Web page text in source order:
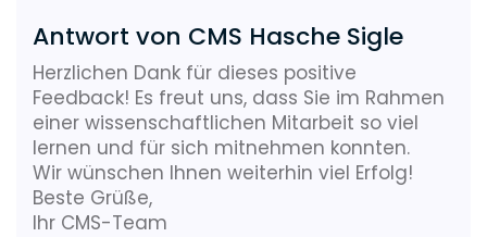
Karrieremöglichkeiten
Gehalt
Weiterbildungsmöglichkeiten
Antwort von CMS Hasche Sigle
Herzlichen Dank für dieses positive
Feedback! Es freut uns, dass Sie im Rahmen
einer wissenschaftlichen Mitarbeit so viel
lernen und für sich mitnehmen konnten.
Wir wünschen Ihnen weiterhin viel Erfolg!
Beste Grüße,
Ihr CMS-Team